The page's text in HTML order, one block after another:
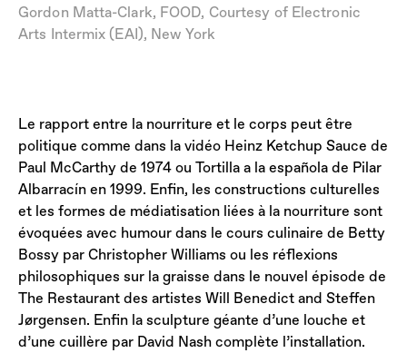
Gordon Matta-Clark, FOOD, Courtesy of Electronic
Arts Intermix (EAI), New York
Le rapport entre la nourriture et le corps peut être
politique comme dans la vidéo Heinz Ketchup Sauce de
Paul McCarthy de 1974 ou Tortilla a la española de Pilar
Albarracín en 1999. Enfin, les constructions culturelles
et les formes de médiatisation liées à la nourriture sont
évoquées avec humour dans le cours culinaire de Betty
Bossy par Christopher Williams ou les réflexions
philosophiques sur la graisse dans le nouvel épisode de
The Restaurant des artistes Will Benedict and Steffen
Jørgensen. Enfin la sculpture géante d’une louche et
d’une cuillère par David Nash complète l’installation.